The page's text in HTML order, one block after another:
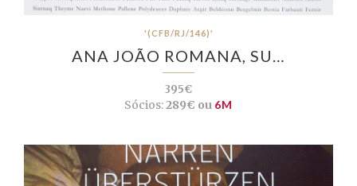
'(CFB/RJ/146)'
ANA JOÃO ROMANA, SU…
395€
Sócios:289€ ou 6M